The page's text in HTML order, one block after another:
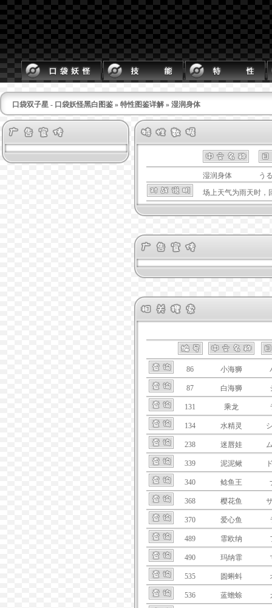
口袋双子星 - 口袋妖怪黑白图鉴 » 特性图鉴详解 » 湿润身体
湿润身体
う
场上天气为雨天时，
86 小海狮
87 白海狮
131 乘龙
134 水精灵
238 迷唇娃
339 泥泥鳅
340 鲶鱼王
368 樱花鱼
370 爱心鱼
489 霏欧纳
490 玛纳霏
535 圆蝌蚪
536 蓝蟾蜍